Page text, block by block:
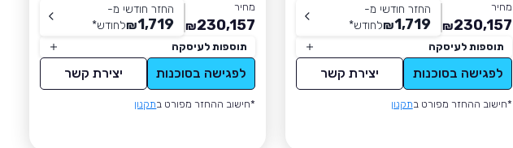
מחיר
230,157
₪
החזר חודשי מ-
1,719
₪לחודש*
תוספות לעיסקה
לפגישה בסוכנות יצירת קשר
*חישוב ההחזר מפורט בתקנון
מחיר
230,157
₪
החזר חודשי מ-
1,719
₪לחודש*
תוספות לעיסקה
לפגישה בסוכנות יצירת קשר
*חישוב ההחזר מפורט בתקנון